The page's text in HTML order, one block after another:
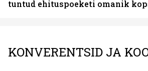
tuntud ehituspoeketi omanik
KONVERENTSID JA